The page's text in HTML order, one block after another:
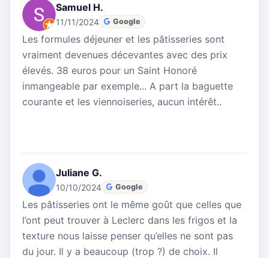
Samuel H.
11/11/2024 Google
Les formules déjeuner et les pâtisseries sont
vraiment devenues décevantes avec des prix
élevés. 38 euros pour un Saint Honoré
inmangeable par exemple... A part la baguette
courante et les viennoiseries, aucun intérêt..
Juliane G.
10/10/2024 Google
Les pâtisseries ont le même goût que celles que
l’ont peut trouver à Leclerc dans les frigos et la
texture nous laisse penser qu’elles ne sont pas
du jour. Il y a beaucoup (trop ?) de choix. Il